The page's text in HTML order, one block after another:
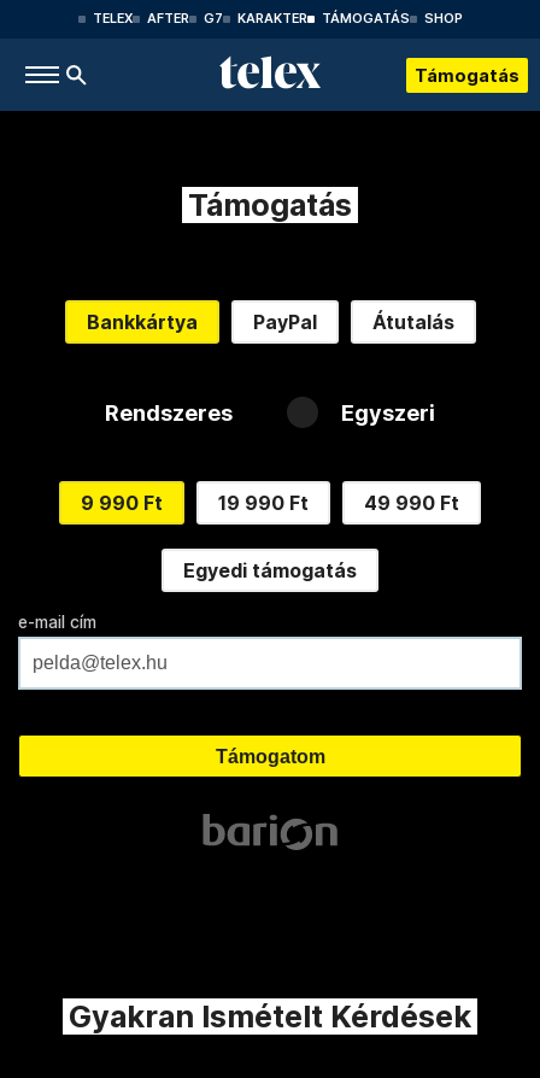
TELEX AFTER G7 KARAKTER TÁMOGATÁS SHOP
Támogatás
Támogatás
Bankkártya PayPal Átutalás
Rendszeres Egyszeri
9 990 Ft 19 990 Ft 49 990 Ft
Egyedi támogatás
e-mail cím
Gyakran Ismételt Kérdések